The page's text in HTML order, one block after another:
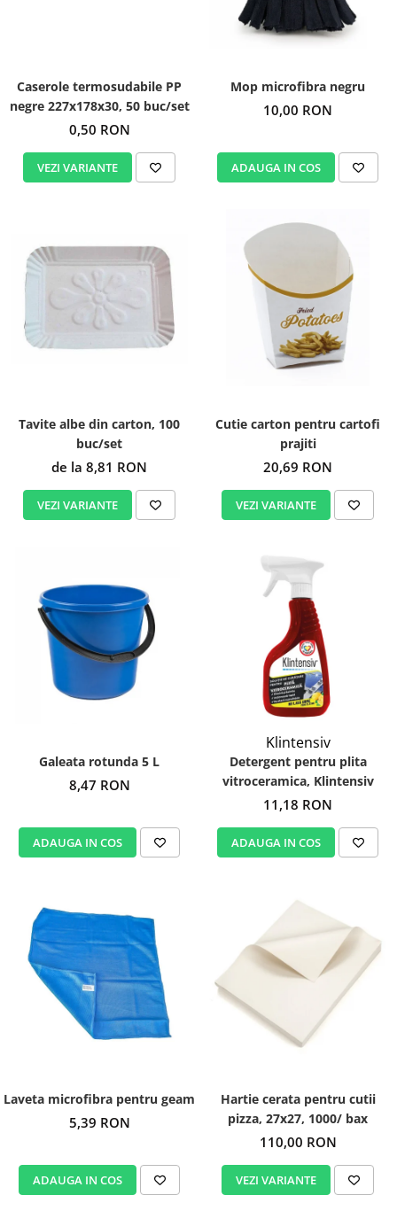
Caserole termosudabile PP
negre 227x178x30, 50 buc/set
0,50 RON
VEZI VARIANTE
Mop microfibra negru
10,00 RON
ADAUGA IN COS
Tavite albe din carton, 100
buc/set
de la 8,81 RON
VEZI VARIANTE
Cutie carton pentru cartofi
prajiti
20,69 RON
VEZI VARIANTE
Galeata rotunda 5 L
8,47 RON
ADAUGA IN COS
Klintensiv
Detergent pentru plita
vitroceramica, Klintensiv
11,18 RON
ADAUGA IN COS
Laveta microfibra pentru geam
5,39 RON
ADAUGA IN COS
Hartie cerata pentru cutii
pizza, 27x27, 1000/ bax
110,00 RON
VEZI VARIANTE